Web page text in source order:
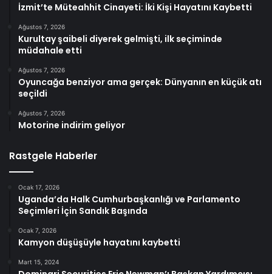
İzmit’te Müteahhit Cinayeti: İki Kişi Hayatını Kaybetti
Ağustos 7, 2026
Kurultay şaibeli diyerek gelmişti, ilk seçiminde
müdahale etti
Ağustos 7, 2026
Oyuncağa benziyor ama gerçek: Dünyanın en küçük atı
seçildi
Ağustos 7, 2026
Motorine indirim geliyor
Rastgele Haberler
Ocak 17, 2026
Uganda’da Halk Cumhurbaşkanlığı ve Parlamento
Seçimleri İçin Sandık Başında
Ocak 7, 2026
Kamyon düşüşüyle hayatını kaybetti
Mart 15, 2024